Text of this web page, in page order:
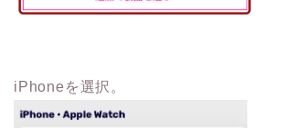
iPhoneを選択。